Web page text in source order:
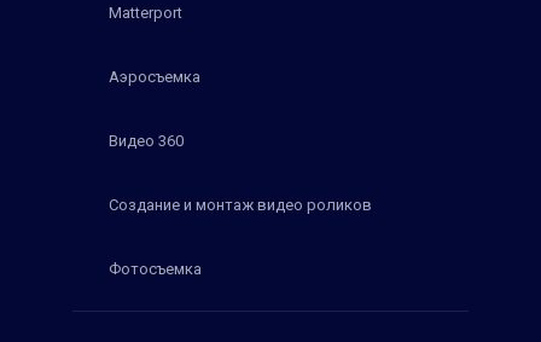
Matterport
Аэросъемка
Видео 360
Создание и монтаж видео роликов
Фотосъемка